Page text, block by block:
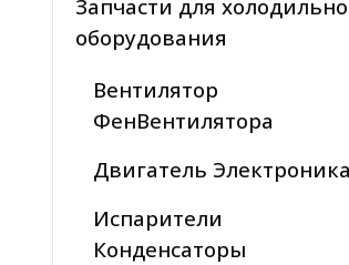
Запчасти для
оборудования
Вентилятор
ФенВентилятора
Двигатель Электроника
Испарители
Конденсаторы